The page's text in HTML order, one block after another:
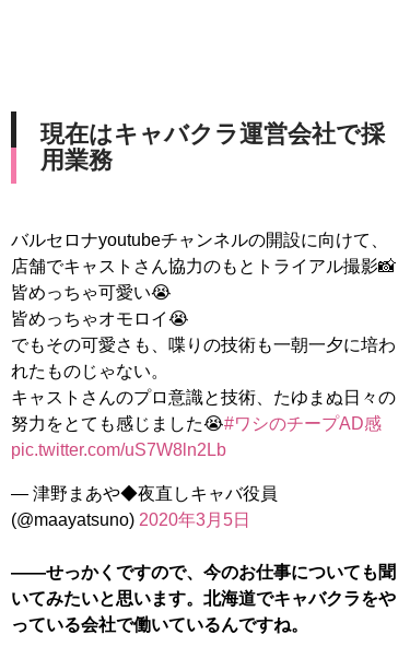
現在はキャバクラ運営会社で採
用業務
バルセロナyoutubeチャンネルの開設に向けて、
店舗でキャストさん協力のもとトライアル撮影📸
皆めっちゃ可愛い😭
皆めっちゃオモロイ😭
でもその可愛さも、喋りの技術も一朝一夕に培わ
れたものじゃない。
キャストさんのプロ意識と技術、たゆまぬ日々の
努力をとても感じました😭#ワシのチープAD感
pic.twitter.com/uS7W8ln2Lb
— 津野まあや◆夜直しキャバ役員
(@maayatsuno) 2020年3月5日
――せっかくですので、今のお仕事についても聞
いてみたいと思います。北海道でキャバクラをや
っている会社で働いているんですね。